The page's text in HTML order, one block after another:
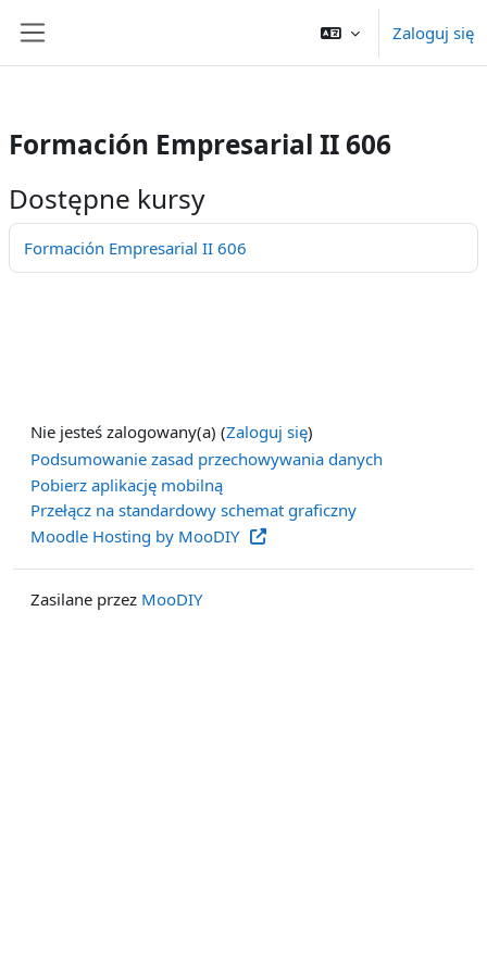
Przejdź do głównej zawartości
Zaloguj się
Formación Empresarial II 606
Dostępne kursy
Formación Empresarial II 606
Nie jesteś zalogowany(a) (Zaloguj się)
Podsumowanie zasad przechowywania danych
Pobierz aplikację mobilną
Przełącz na standardowy schemat graficzny
Moodle Hosting by MooDIY
Zasilane przez MooDIY